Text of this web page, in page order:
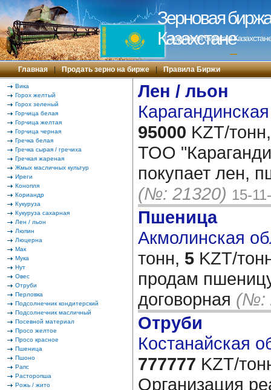
Зерновая
Казахстане
Зерновая биржа в
---
Главная | Продать зерно на бирже | Правила Биржи
Вика
Горох желтый
Горох зеленый
Горчица белая
Горчица желтая
Горчица черная
Гречка белая
Гречка сырая / гречиха
Гречкая жареная
Жмых масличных культур
Иреги
Конопля
Кориандр
Кукуруза
Кукуруза сахарная
Лен / льон
Люпин
Люцерна
Мак
Мука
Нут
Овес
Отруби
Перловка
Подсолнечник кондитерский
Подсолнечник масличный
Посевной материал
Просо желтое
Просо красное
Пшеница
Пшоно
Рапс
Расторопша
Рожь / жито
Лен / льон
95000 KZT/тонн,
ТОО
покупает лен,
(№: 21320) 15-
Пшеница
Акмолинская
тонн, 5 KZT/
продам
договорная (№:
Отруби
Костанайская
777777 KZT/
Организация